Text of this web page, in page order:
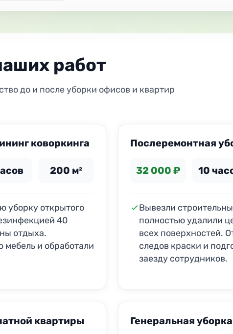
работ
до и после уборки офисов и квартир
коворкинга
200 м²
уборку открытого
40
отдыха.
мебель и обработали
Послеремонтная
32 000 ₽ 10
Вывезли
полностью удалили
всех поверхностей.
следов краски и
заезду сотрудников.
квартиры Генеральная